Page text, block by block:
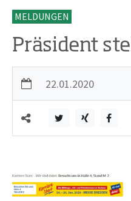
MELDUNGEN
Präsident
22.01.2020